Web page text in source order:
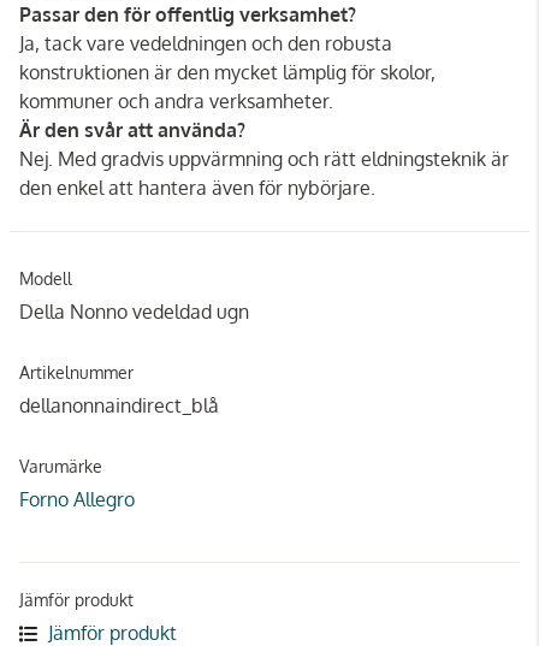
Passar den för offentlig verksamhet?
Ja, tack vare vedeldningen och den robusta
konstruktionen är den mycket lämplig för skolor,
kommuner och andra verksamheter.
Är den svår att använda?
Nej. Med gradvis uppvärmning och rätt eldningsteknik är
den enkel att hantera även för nybörjare.
Modell
Della Nonno vedeldad ugn
Artikelnummer
dellanonnaindirect_blå
Varumärke
Forno Allegro
Jämför produkt
Jämför produkt